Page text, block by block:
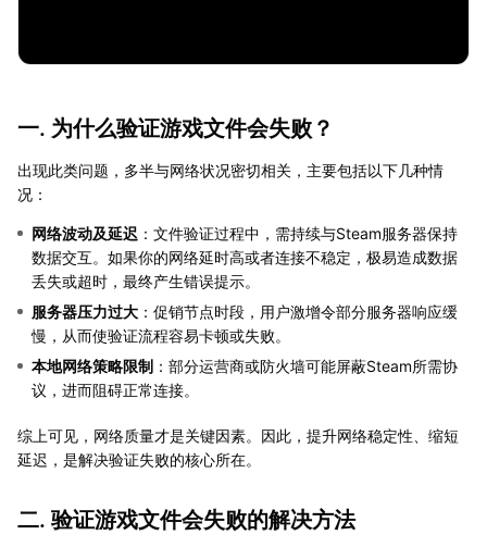
一. 为什么验证游戏文件会失败？
出现此类问题，多半与网络状况密切相关，主要包括以下几种情
况：
网络波动及延迟 ：文件验证过程中，需持续与Steam服务器保持
数据交互。如果你的网络延时高或者连接不稳定，极易造成数据
丢失或超时，最终产生错误提示。
服务器压力过大 ：促销节点时段，用户激增令部分服务器响应缓
慢，从而使验证流程容易卡顿或失败。
本地网络策略限制 ：部分运营商或防火墙可能屏蔽Steam所需协
议，进而阻碍正常连接。
综上可见，网络质量才是关键因素。因此，提升网络稳定性、缩短
延迟，是解决验证失败的核心所在。
二. 验证游戏文件会失败的解决方法